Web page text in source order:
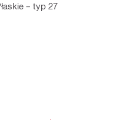
– typ 27